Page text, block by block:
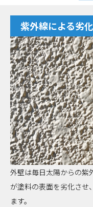
紫外線による劣化
外壁は毎日太陽からの紫
が塗料の表面を劣化させ
ます。